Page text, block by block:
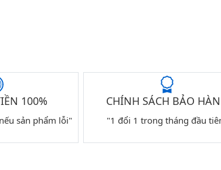
100%
sản phẩm lỗi"
CHÍNH SÁCH BẢO
"1 đổi 1 trong tháng đầu